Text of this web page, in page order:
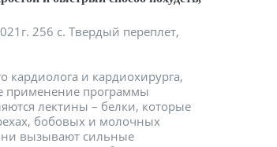
256 с. Твердый переплет,
кардиолога и кардиохирурга,
применение программы
лектины – белки, которые
бобовых и молочных
вызывают сильные